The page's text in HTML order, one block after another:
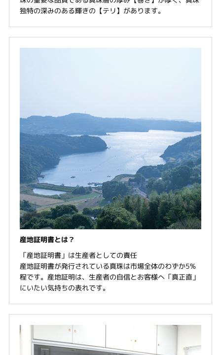
独特の深みのある輝きの【テリ】があります。
産地証明書とは？
「産地証明書」は生産者としての責任
産地証明書が発行されている真珠は市場全体のわずか5%
程です。産地証明は、生産者の自信とお客様へ「真正直」
にいたい気持ちの表れです。